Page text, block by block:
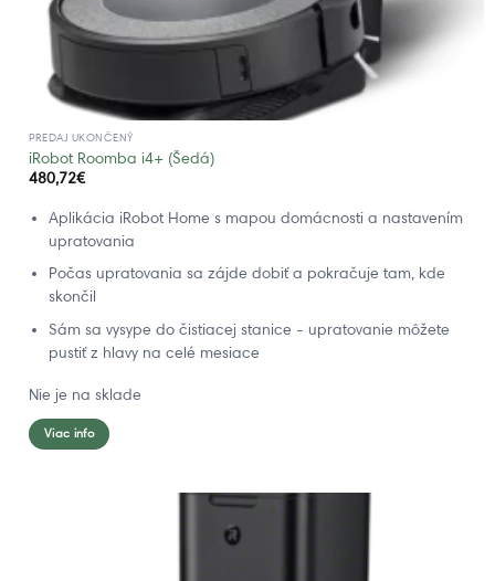
PREDAJ UKONČENÝ
iRobot Roomba i4+ (Šedá)
480,72€
Aplikácia iRobot Home s mapou domácnosti a nastavením
upratovania
Počas upratovania sa zájde dobiť a pokračuje tam, kde
skončil
Sám sa vysype do čistiacej stanice - upratovanie môžete
pustiť z hlavy na celé mesiace
Nie je na sklade
Viac info